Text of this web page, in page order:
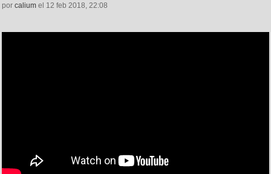
por calium el 12 feb 2018, 22:08